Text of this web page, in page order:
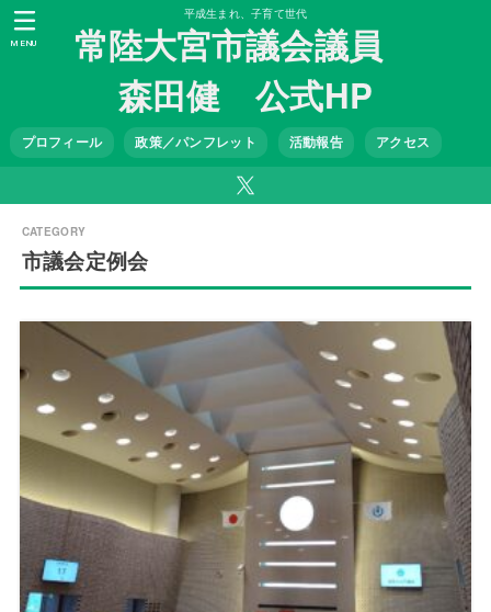
平成生まれ、子育て世代
常陸大宮市議会議員
森田健 公式HP
プロフィール 政策／パンフレット 活動報告 アクセス
MENU
市議会定例会